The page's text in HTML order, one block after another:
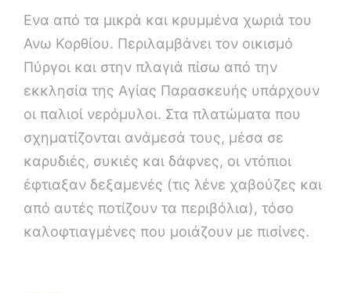
Ενα από τα μικρά και κρυμμένα χωριά του
Ανω Κορθίου. Περιλαμβάνει τον οικισμό
Πύργοι και στην πλαγιά πίσω από την
εκκλησία της Αγίας Παρασκευής υπάρχουν
οι παλιοί νερόμυλοι. Στα πλατώματα που
σχηματίζονται ανάμεσά τους, μέσα σε
καρυδιές, συκιές και δάφνες, οι ντόπιοι
έφτιαξαν δεξαμενές (τις λένε χαβούζες και
από αυτές ποτίζουν τα περιβόλια), τόσο
καλοφτιαγμένες που μοιάζουν με πισίνες.